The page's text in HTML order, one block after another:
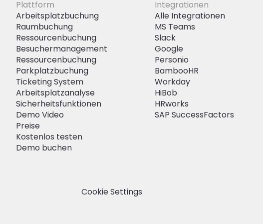
Plattform
Arbeitsplatzbuchung
Raumbuchung
Ressourcenbuchung
Besuchermanagement
Ressourcenbuchung
Parkplatzbuchung
Ticketing System
Arbeitsplatzanalyse
Sicherheitsfunktionen
Demo Video
Preise
Kostenlos testen
Demo buchen
Integrationen
Alle Integrationen
MS Teams
Slack
Google
Personio
BambooHR
Workday
HiBob
HRworks
SAP SuccessFactors
Cookie Settings